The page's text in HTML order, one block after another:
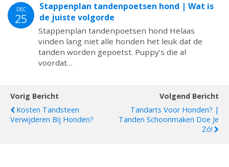
DEC
25
Stappenplan tandenpoetsen hond | Wat is
de juiste volgorde
Stappenplan tandenpoetsen hond Helaas
vinden lang niet alle honden het leuk dat de
tanden worden gepoetst. Puppy’s die al
voordat…
Vorig Bericht
Kosten Tandsteen
Verwijderen Bij Honden?
Volgend Bericht
Tandarts Voor Honden? |
Tanden Schoonmaken Doe Je
Zó!